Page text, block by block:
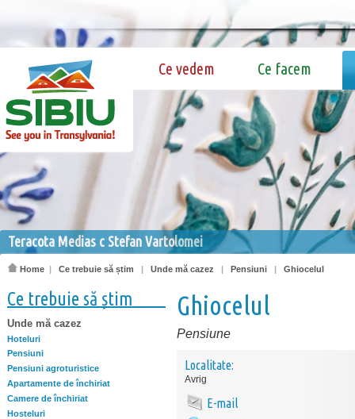
Ce vedem Ce facem
Teracota Medias c Stefan Vartolomei
Home | Ce trebuie să știm | Unde mă cazez | Pensiuni | Ghiocelul
Ce trebuie să știm
Unde mă cazez
Hoteluri
Pensiuni
Pensiuni agroturistice
Apartamente de închiriat
Camere de închiriat
Hosteluri
Ghiocelul
Pensiune
Localitate:
Avrig
E-mail